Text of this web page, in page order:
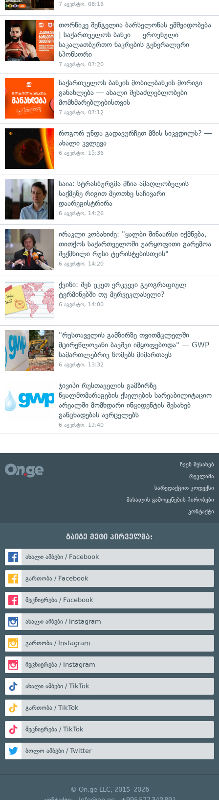
7 აგვისტო, 08:16
თორნიკე შენგელია ბარსელონას ემშვიდობება
| საქართველოს ბანკი — ეროვნული
საკალათბურთო ნაკრების გენერალური
სპონსორი
7 აგვისტო, 07:20
საქართველოს ბანკის მობილბანკის მორიგი
განახლება — ახალი შესაძლებლობები
მომხმარებლებისთვის
7 აგვისტო, 07:12
როგორ უნდა გადავურჩეთ მზის სიკვდილს? —
ახალი კვლევა
6 აგვისტო, 15:36
საია: სტრასბურგმა მზია ამაღლობელის
საქმეზე რიგით მეოთხე საჩივარი
დაარეგისტრირა
6 აგვისტო, 14:26
ირაკლი კობახიძე: "ყალბი შინაარსი იქმნება,
თითქოს საქართველოში უარყოფითი გარემოა
შექმნილი რუსი ტურისტებისთვის"
6 აგვისტო, 14:20
ქვიზი: შენ უკეთ ერკვევი გეოგრაფიულ
ტერმინებში თუ მერვეკლასელი?
6 აგვისტო, 14:00
"რუსთაველის გამზირზე თვითმცლელში
მცირეწლოვანი ბავშვი იმყოფებოდა" — GWP
სამართლებრივ ზომებს მიმართავს
6 აგვისტო, 13:32
ჯივიპი რუსთაველის გამზირზე
წყალმომარაგების ქსელების სარეაბილიტაციო
არეალში მომხდარი ინციდენტის შესახებ
განცხადებას ავრცელებს
6 აგვისტო, 12:40
ჩვენ შესახებ
რეკლამა
სარედაქციო კოდექსი
მასალის გამოყენების პირობები
კონტაქტი
გაიგე მეტი პირველმა:
ახალი ამბები / Facebook
გართობა / Facebook
მეცნიერება / Facebook
ახალი ამბები / Instagram
გართობა / Instagram
მეცნიერება / Instagram
ახალი ამბები / TikTok
გართობა / TikTok
მეცნიერება / TikTok
ბოლო ამბები / Twitter
© On.ge LLC, 2015–2026